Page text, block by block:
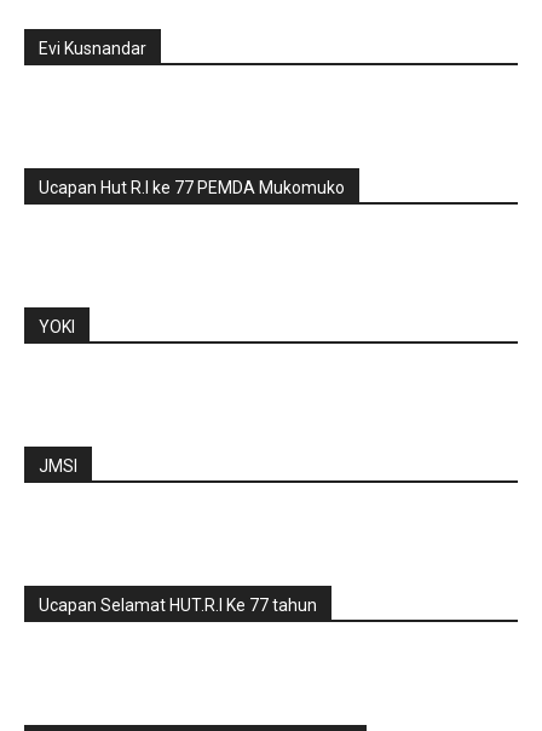
Evi Kusnandar
Ucapan Hut R.I ke 77 PEMDA Mukomuko
YOKI
JMSI
Ucapan Selamat HUT.R.I Ke 77 tahun